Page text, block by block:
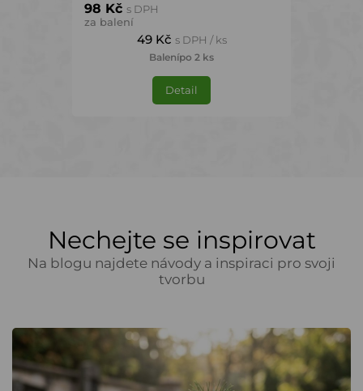
98 Kč s DPH
za balení
49 Kč s DPH / ks
Balenípo 2 ks
Detail
Nechejte se inspirovat
Na blogu najdete návody a inspiraci pro svoji
tvorbu